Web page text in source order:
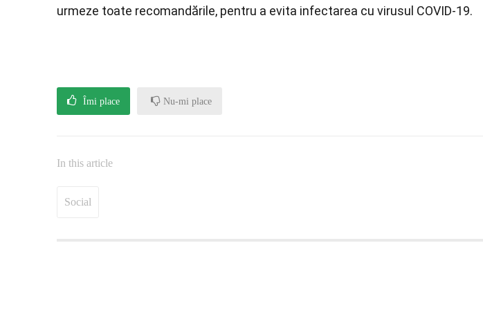
urmeze toate recomandările, pentru a evita infectarea cu virusul COVID-19.
Îmi place Nu-mi place
In this article
Social